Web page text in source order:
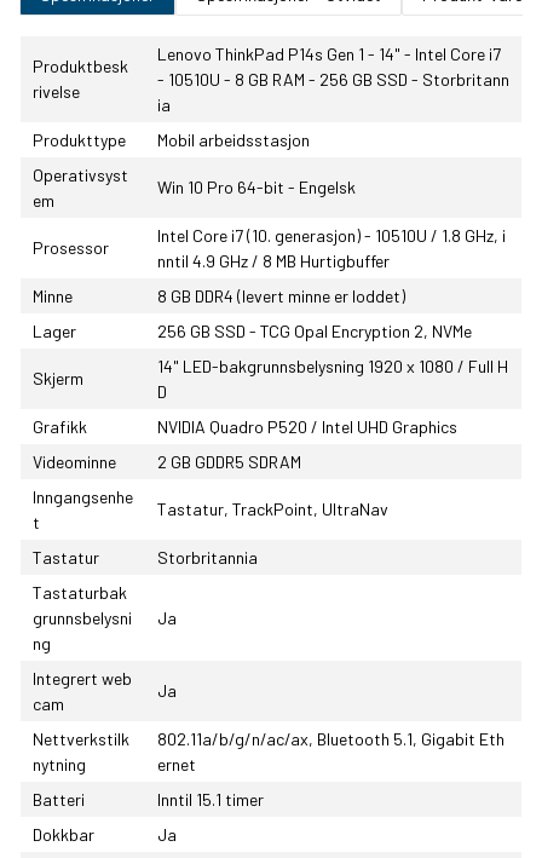
Produktbesk
rivelse
Lenovo ThinkPad P14s Gen 1 - 14" - Intel Core i7
- 10510U - 8 GB RAM - 256 GB SSD - Storbritann
ia
Produkttype
Mobil arbeidsstasjon
Operativsyst
em
Win 10 Pro 64-bit - Engelsk
Prosessor
Intel Core i7 (10. generasjon) - 10510U / 1.8 GHz, i
nntil 4.9 GHz / 8 MB Hurtigbuffer
Minne
8 GB DDR4 (levert minne er loddet)
Lager
256 GB SSD - TCG Opal Encryption 2, NVMe
Skjerm
14" LED-bakgrunnsbelysning 1920 x 1080 / Full H
D
Grafikk
NVIDIA Quadro P520 / Intel UHD Graphics
Videominne
2 GB GDDR5 SDRAM
Inngangsenhe
t
Tastatur, TrackPoint, UltraNav
Tastatur
Storbritannia
Tastaturbak
grunnsbelysni
ng
Ja
Integrert web
cam
Ja
Nettverkstilk
nytning
802.11a/b/g/n/ac/ax, Bluetooth 5.1, Gigabit Eth
ernet
Batteri
Inntil 15.1 timer
Dokkbar
Ja